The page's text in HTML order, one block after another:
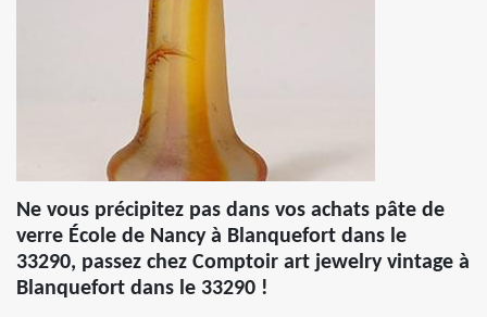
Ne vous précipitez pas dans vos achats pâte de
verre École de Nancy à Blanquefort dans le
33290, passez chez Comptoir art jewelry vintage à
Blanquefort dans le 33290 !